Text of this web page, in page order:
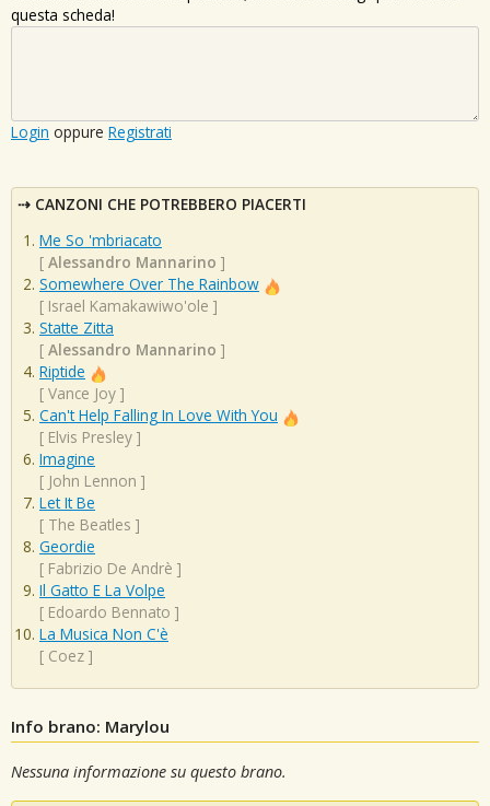
questa scheda!
Login oppure Registrati
CANZONI CHE POTREBBERO PIACERTI
Me So 'mbriacato
[ Alessandro Mannarino ]
Somewhere Over The Rainbow
[ Israel Kamakawiwo'ole ]
Statte Zitta
[ Alessandro Mannarino ]
Riptide
[ Vance Joy ]
Can't Help Falling In Love With You
[ Elvis Presley ]
Imagine
[ John Lennon ]
Let It Be
[ The Beatles ]
Geordie
[ Fabrizio De Andrè ]
Il Gatto E La Volpe
[ Edoardo Bennato ]
La Musica Non C'è
[ Coez ]
Info brano: Marylou
Nessuna informazione su questo brano.